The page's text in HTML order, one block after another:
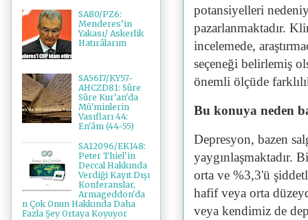
potansiyelleri
pazarlanmaktadır.
incelemede,
seçeneği belirlemiş
önemli ölçüde
Bu konuya neden
Depresyon, bazen
yaygınlaşmaktadır.
orta ve %3,3'ü
hafif veya orta
veya kendimiz de
SA80/PZ6:
Menderes’in
Yakası/ Askerlik
Hatırâlarım
SA5617/KY57-
AHCZD81: Sûre
Sûre Kur'an'da
Mü'minlerin
Vasıfları 44:
En'âm (44-55)
SA12096/EK148:
Peter Thiel'in
Deccal Hakkında
Verdiği Kayıt Dışı
Konferanslar,
Armageddon'da
n Çok Onun Hakkında Daha
Fazla Şey Ortaya Koyuyor